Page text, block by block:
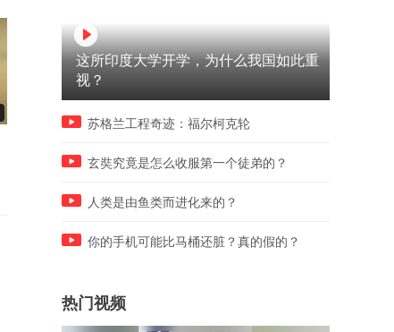
会吗？上百斤都能牢牢捆紧
卯结构是如何固定起来的？
这所印度大学开学，为什么我国如此重
视？
苏格兰工程奇迹：福尔柯克轮
玄奘究竟是怎么收服第一个徒弟的？
人类是由鱼类而进化来的？
你的手机可能比马桶还脏？真的假的？
热门视频